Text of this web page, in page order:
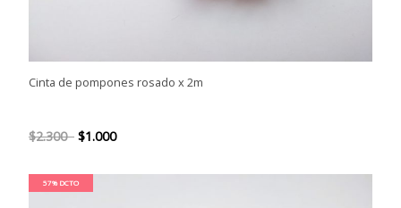
Cinta de pompones rosado x 2m
$2.300 $1.000
57% DCTO